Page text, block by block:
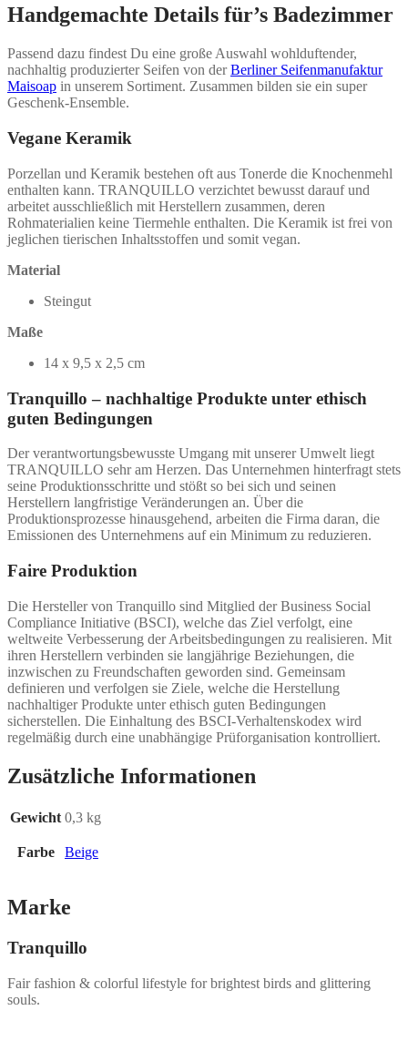
Handgemachte Details für’s Badezimmer
Passend dazu findest Du eine große Auswahl wohlduftender,
nachhaltig produzierter Seifen von derBerliner Seifenmanufaktur
Maisoap in unserem Sortiment. Zusammen bilden sie ein super
Geschenk-Ensemble.
Vegane Keramik
Porzellan und Keramik bestehen oft aus Tonerde die Knochenmehl
enthalten kann. TRANQUILLO verzichtet bewusst darauf und
arbeitet ausschließlich mit Herstellern zusammen, deren
Rohmaterialien keine Tiermehle enthalten. Die Keramik ist frei von
jeglichen tierischen Inhaltsstoffen und somit vegan.
Material
Steingut
Maße
14 x 9,5 x 2,5 cm
Tranquillo – nachhaltige Produkte unter ethisch
guten Bedingungen
Der verantwortungsbewusste Umgang mit unserer Umwelt liegt
TRANQUILLO sehr am Herzen. Das Unternehmen hinterfragt stets
seine Produktionsschritte und stößt so bei sich und seinen
Herstellern langfristige Veränderungen an. Über die
Produktionsprozesse hinausgehend, arbeiten die Firma daran, die
Emissionen des Unternehmens auf ein Minimum zu reduzieren.
Faire Produktion
Die Hersteller von Tranquillo sind Mitglied der Business Social
Compliance Initiative (BSCI), welche das Ziel verfolgt, eine
weltweite Verbesserung der Arbeitsbedingungen zu realisieren. Mit
ihren Herstellern verbinden sie langjährige Beziehungen, die
inzwischen zu Freundschaften geworden sind. Gemeinsam
definieren und verfolgen sie Ziele, welche die Herstellung
nachhaltiger Produkte unter ethisch guten Bedingungen
sicherstellen. Die Einhaltung des BSCI-Verhaltenskodex wird
regelmäßig durch eine unabhängige Prüforganisation kontrolliert.
Zusätzliche Informationen
Gewicht 0,3 kg
Farbe Beige
Marke
Tranquillo
Fair fashion & colorful lifestyle for brightest birds and glittering
souls.